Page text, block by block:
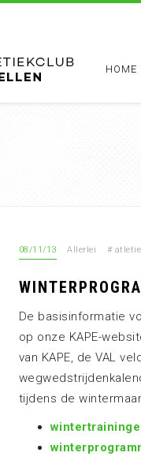
HOME
08/11/13 Allerlei #
De basisinformatie
op onze KAPE-
van KAPE, de VAL
tijdens de